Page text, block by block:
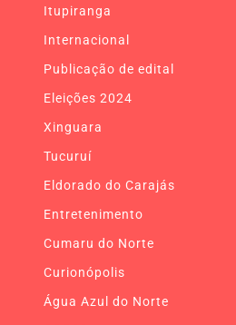
Itupiranga
Internacional
Publicação de edital
Eleições 2024
Xinguara
Tucuruí
Eldorado do Carajás
Entretenimento
Cumaru do Norte
Curionópolis
Água Azul do Norte